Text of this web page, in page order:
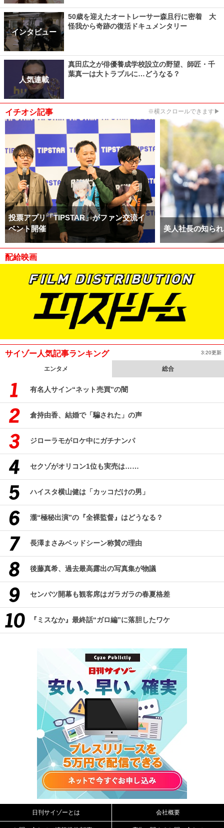
インタビュー
50歳を迎えたオートレーサー森且行に密着 大
怪我から奇跡の復活ドキュメンタリー
人気連載
真田広之が俳優養成学校設立の野望、師匠・千
葉真一は大トラブルに…どうなる？
イチオシ記事 ※横スクロールできます▶
投票アプリ「TIPSTAR」がファン交流イ
ベント開催
美人社長の知ら
配給映画
サイゾー人気記事ランキング 3:20更新
エンタメ 総合
有名人サイン“ネット売買”の闇
倉持由香、結婚で「騙された」の声
ジローラモがロケ中にガチナンパ
セクゾがオリコン1位も実売は……
ハイスタ横山健は「カッコだけの男」
瀧“極秘出演”の『全裸監督』はどうなる？
長澤まさみベッドシーン称賛の理由
後藤真希、過去最高露出の写真集が物議
センバツ開幕も観客席はガラガラの春夏格差
『ミスなか』最終話“ガロ編”に落胆したワケ
日刊サイゾーとは 会社概要